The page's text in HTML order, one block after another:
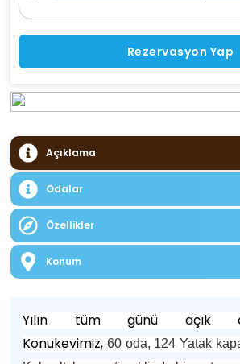
Rezervasyon Yap
Açıklama
Odalar
Özellikler
Konum
Yılın tüm günü açık
Konukevimiz,60 oda, 124 Yatak